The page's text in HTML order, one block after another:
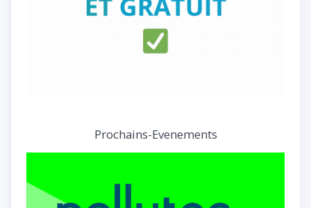
Prochains-Evenements